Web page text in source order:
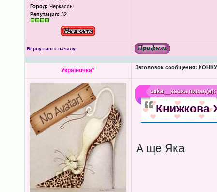
Город: Черкассы
Репутация: 32
Вернуться к началу
Україночка* Заголовок сообщения:
uaka__ksuxaписал(а):
Книжкова
А ще Яка